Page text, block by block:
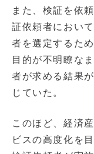
また、検証を依
証依頼者におい
者を選定するた
目的が不明瞭な
者が求める結果
じていた。
このほど、経済
ビスの高度化を